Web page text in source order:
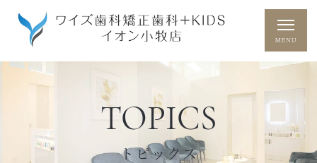
TOPICS
トピックス